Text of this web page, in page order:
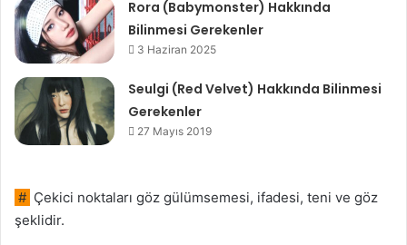
Rora (Babymonster) Hakkında
Bilinmesi Gerekenler
3 Haziran 2025
Seulgi (Red Velvet) Hakkında Bilinmesi
Gerekenler
27 Mayıs 2019
# Çekici noktaları göz gülümsemesi, ifadesi, teni ve göz
şeklidir.